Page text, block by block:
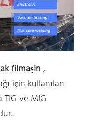
filmaşin ,
için kullanılan
ve MIG